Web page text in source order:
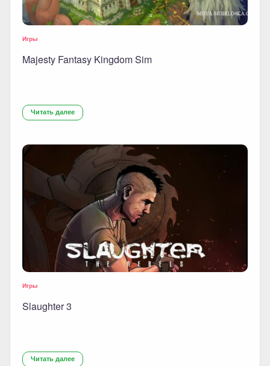
Игры
Majesty Fantasy Kingdom Sim
Читать далее
Игры
Slaughter 3
Читать далее